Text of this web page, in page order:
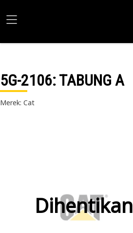
5G-2106: TABUNG A
Merek: Cat
Dihentikan